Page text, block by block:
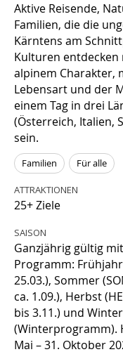
Aktive Reisende,
Familien, die die
Kärntens am
Kulturen
alpinem Charakter,
Lebensart und der
einem Tag in drei
(Österreich, Italien,
sein.
Familien Für alle
ATTRAKTIONEN
25+ Ziele
SAISON
Ganzjährig gültig
Programm: Frühjahr
25.03.), Sommer
ca. 1.09.), Herbst
bis 3.11.) und Winter
(Winterprogramm).
Mai – 31. Oktober